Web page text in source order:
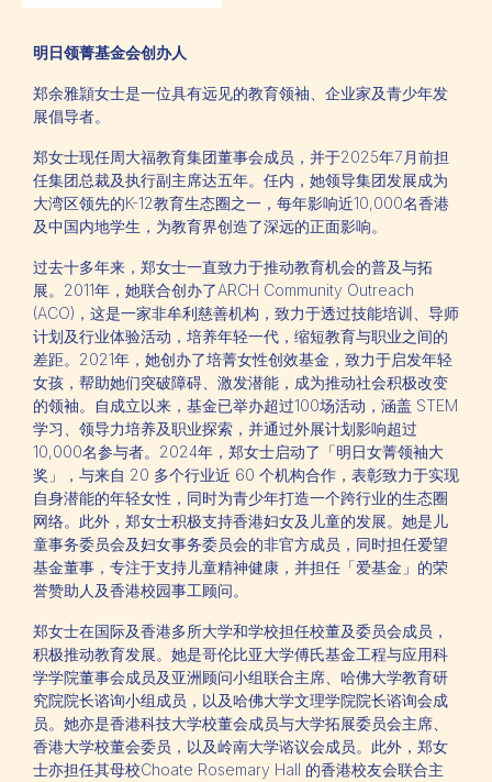
明日领菁基金会创办人
郑余雅頴女士是一位具有远见的教育领袖、企业家及青少年发
展倡导者。
郑女士现任周大福教育集团董事会成员，并于2025年7月前担
任集团总裁及执行副主席达五年。任内，她领导集团发展成为
大湾区领先的K-12教育生态圈之一，每年影响近10,000名香港
及中国内地学生，为教育界创造了深远的正面影响。
过去十多年来，郑女士一直致力于推动教育机会的普及与拓
展。2011年，她联合创办了ARCH Community Outreach
(ACO)，这是一家非牟利慈善机构，致力于透过技能培训、导师
计划及行业体验活动，培养年轻一代，缩短教育与职业之间的
差距。2021年，她创办了培菁女性创效基金，致力于启发年轻
女孩，帮助她们突破障碍、激发潜能，成为推动社会积极改变
的领袖。自成立以来，基金已举办超过100场活动，涵盖 STEM
学习、领导力培养及职业探索，并通过外展计划影响超过
10,000名参与者。2024年，郑女士启动了「明日女菁领袖大
奖」，与来自 20 多个行业近 60 个机构合作，表彰致力于实现
自身潜能的年轻女性，同时为青少年打造一个跨行业的生态圈
网络。此外，郑女士积极支持香港妇女及儿童的发展。她是儿
童事务委员会及妇女事务委员会的非官方成员，同时担任爱望
基金董事，专注于支持儿童精神健康，并担任「爱基金」的荣
誉赞助人及香港校园事工顾问。
郑女士在国际及香港多所大学和学校担任校董及委员会成员，
积极推动教育发展。她是哥伦比亚大学傅氏基金工程与应用科
学学院董事会成员及亚洲顾问小组联合主席、哈佛大学教育研
究院院长谘询小组成员，以及哈佛大学文理学院院长谘询会成
员。她亦是香港科技大学校董会成员与大学拓展委员会主席、
香港大学校董会委员，以及岭南大学谘议会成员。此外，郑女
士亦担任其母校Choate Rosemary Hall 的香港校友会联合主